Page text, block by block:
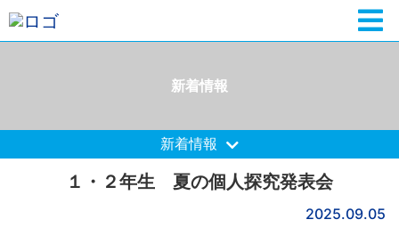
新着情報
新着情報
１・２年生 夏の個人探究発表会
2025.09.05